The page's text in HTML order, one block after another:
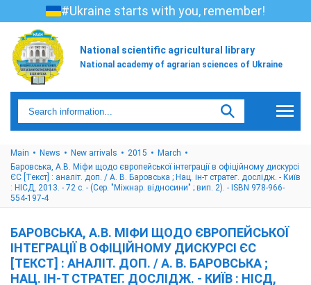
#Ukraine starts with you, remember!
National scientific agricultural library
National academy of agrarian sciences of Ukraine
Main News New arrivals 2015
March
Баровська, А.В. Міфи щодо європейської інтеграції в офіційному дискурсі
ЄС [Текст] : аналіт. доп. / А. В. Баровська ; Нац. ін-т стратег. дослідж. - Київ
: НІСД, 2013. - 72 с. - (Сер. "Міжнар. відносини" ; вип. 2). - ISBN 978-966-
554-197-4
БАРОВСЬКА, А.В. МІФИ ЩОДО ЄВРОПЕЙСЬКОЇ
ІНТЕГРАЦІЇ В ОФІЦІЙНОМУ ДИСКУРСІ ЄС
[ТЕКСТ] : АНАЛІТ. ДОП. / А. В. БАРОВСЬКА ;
НАЦ. ІН-Т СТРАТЕГ. ДОСЛІДЖ. - КИЇВ : НІСД,